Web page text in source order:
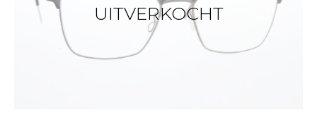
UITVERKOCHT